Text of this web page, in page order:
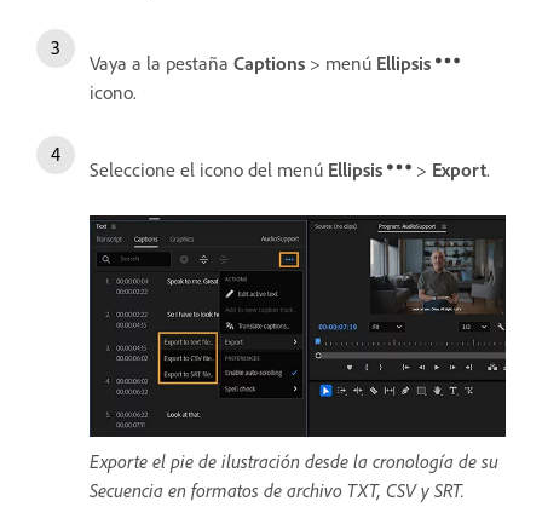
Vaya a la pestaña Captions > menú Ellipsis
icono.
Seleccione el icono del menú Ellipsis > Export.
Exporte el pie de ilustración desde la cronología de su
Secuencia en formatos de archivo TXT, CSV y SRT.